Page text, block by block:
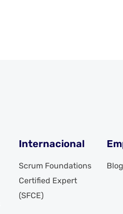
Internacional
Scrum Foundations
Certified Expert
(SFCE)
Blog